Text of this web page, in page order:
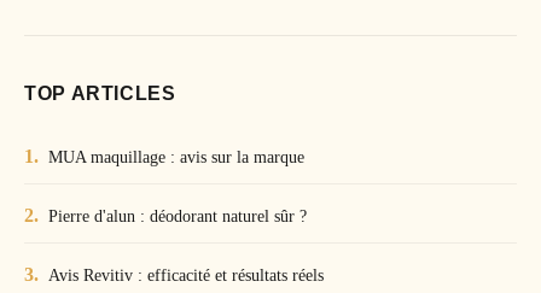
TOP ARTICLES
MUA maquillage : avis sur la marque
Pierre d'alun : déodorant naturel sûr ?
Avis Revitiv : efficacité et résultats réels